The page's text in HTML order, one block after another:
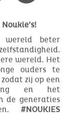
beter
wereld. Het
ouders te
zij op een
en het
de generaties
#NOUKIES